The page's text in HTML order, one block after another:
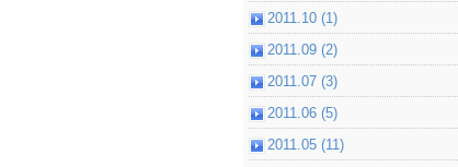
2011.10 (1)
2011.09 (2)
2011.07 (3)
2011.06 (5)
2011.05 (11)